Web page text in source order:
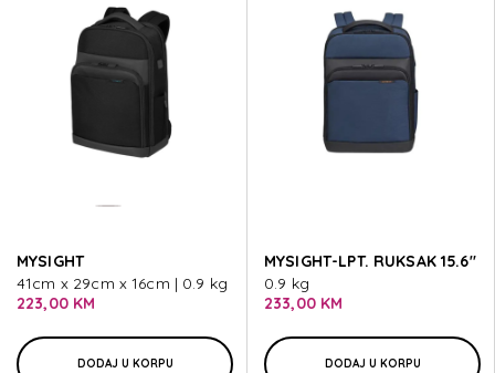
MYSIGHT
41cm x 29cm x 16cm | 0.9 kg
223,00 KM
DODAJ U KORPU
MYSIGHT-LPT. RUKSAK 15.6"
0.9 kg
233,00 KM
DODAJ U KORPU